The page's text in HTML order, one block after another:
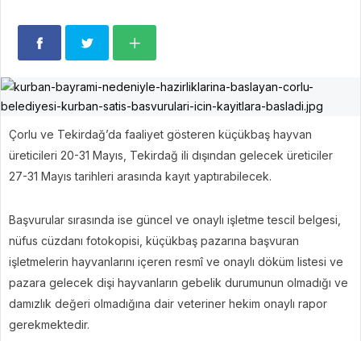
Çorlu ve Tekirdağ’da faaliyet gösteren küçükbaş hayvan
üreticileri 20-31 Mayıs, Tekirdağ ili dışından gelecek üreticiler
27-31 Mayıs tarihleri arasında kayıt yaptırabilecek.
Başvurular sırasında ise güncel ve onaylı işletme tescil belgesi,
nüfus cüzdanı fotokopisi, küçükbaş pazarına başvuran
işletmelerin hayvanlarını içeren resmî ve onaylı döküm listesi ve
pazara gelecek dişi hayvanların gebelik durumunun olmadığı ve
damızlık değeri olmadığına dair veteriner hekim onaylı rapor
gerekmektedir.